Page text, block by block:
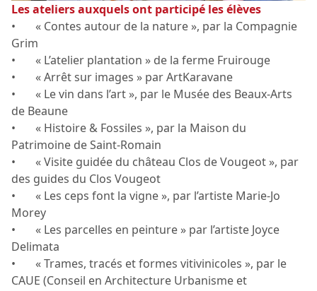
Les ateliers auxquels ont participé les élèves
• « Contes autour de la nature », par la Compagnie
Grim
• « L’atelier plantation » de la ferme Fruirouge
• « Arrêt sur images » par ArtKaravane
• « Le vin dans l’art », par le Musée des Beaux-Arts
de Beaune
• « Histoire & Fossiles », par la Maison du
Patrimoine de Saint-Romain
• « Visite guidée du château Clos de Vougeot », par
des guides du Clos Vougeot
• « Les ceps font la vigne », par l’artiste Marie-Jo
Morey
• « Les parcelles en peinture » par l’artiste Joyce
Delimata
• « Trames, tracés et formes vitivinicoles », par le
CAUE (Conseil en Architecture Urbanisme et